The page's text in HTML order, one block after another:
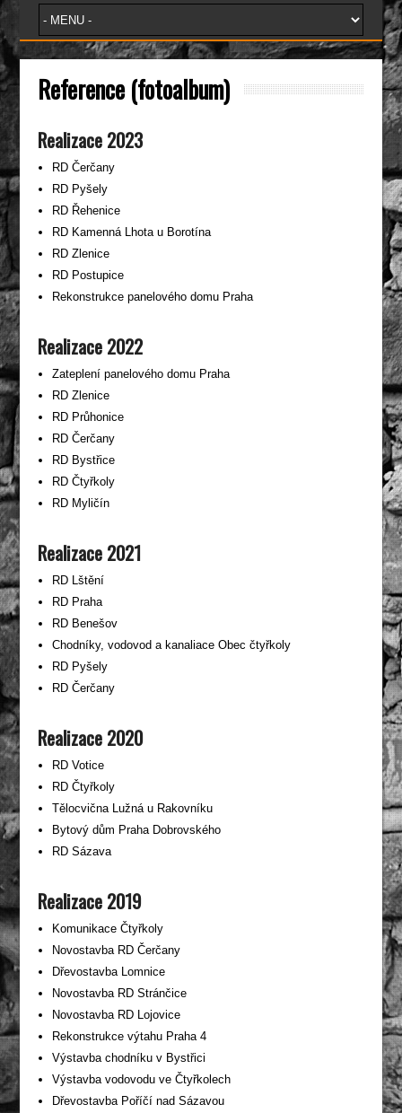
Reference (fotoalbum)
Realizace 2023
RD Čerčany
RD Pyšely
RD Řehenice
RD Kamenná Lhota u Borotína
RD Zlenice
RD Postupice
Rekonstrukce panelového domu Praha
Realizace 2022
Zateplení panelového domu Praha
RD Zlenice
RD Průhonice
RD Čerčany
RD Bystřice
RD Čtyřkoly
RD Myličín
Realizace 2021
RD Lštění
RD Praha
RD Benešov
Chodníky, vodovod a kanaliace Obec čtyřkoly
RD Pyšely
RD Čerčany
Realizace 2020
RD Votice
RD Čtyřkoly
Tělocvična Lužná u Rakovníku
Bytový dům Praha Dobrovského
RD Sázava
Realizace 2019
Komunikace Čtyřkoly
Novostavba RD Čerčany
Dřevostavba Lomnice
Novostavba RD Stránčice
Novostavba RD Lojovice
Rekonstrukce výtahu Praha 4
Výstavba chodníku v Bystřici
Výstavba vodovodu ve Čtyřkolech
Dřevostavba Poříčí nad Sázavou